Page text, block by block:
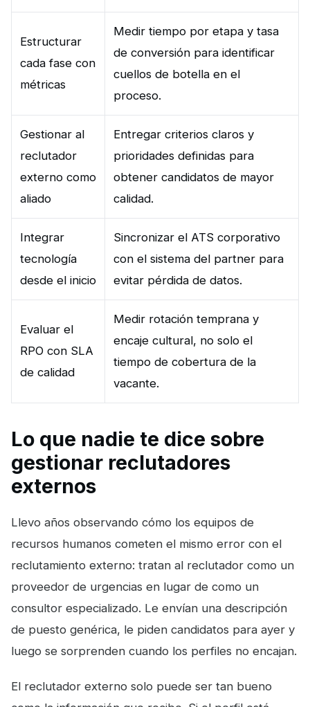
Estructurar
cada fase con
métricas
Medir tiempo por etapa y tasa
de conversión para identificar
cuellos de botella en el
proceso.
Gestionar al
reclutador
externo como
aliado
Entregar criterios claros y
prioridades definidas para
obtener candidatos de mayor
calidad.
Integrar
tecnología
desde el inicio
Sincronizar el ATS corporativo
con el sistema del partner para
evitar pérdida de datos.
Evaluar el
RPO con SLA
de calidad
Medir rotación temprana y
encaje cultural, no solo el
tiempo de cobertura de la
vacante.
Lo que nadie te dice sobre
gestionar reclutadores
externos
Llevo años observando cómo los equipos de
recursos humanos cometen el mismo error con el
reclutamiento externo: tratan al reclutador como un
proveedor de urgencias en lugar de como un
consultor especializado. Le envían una descripción
de puesto genérica, le piden candidatos para ayer y
luego se sorprenden cuando los perfiles no encajan.
El reclutador externo solo puede ser tan bueno